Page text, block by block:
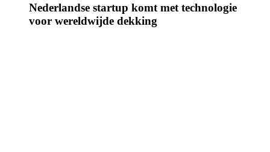
Nederlandse startup komt met technologie
voor wereldwijde dekking